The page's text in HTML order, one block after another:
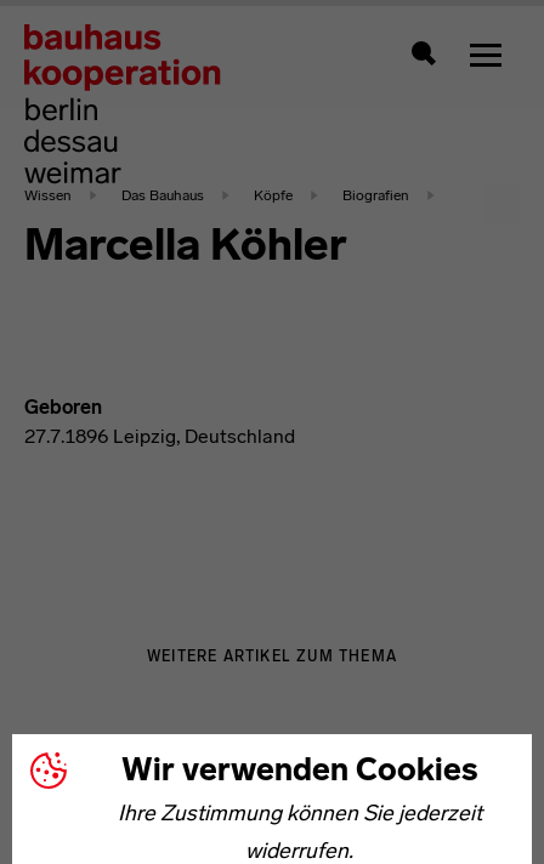
Wir verwenden Cookies
Ihre Zustimmung können Sie jederzeit
widerrufen.
Zeigt
Wissen Das Bauhaus Köpfe Biografien
Marcella Köhler
Geboren
27.7.1896 Leipzig, Deutschland
WEITERE ARTIKEL ZUM THEMA
Bruno Koch